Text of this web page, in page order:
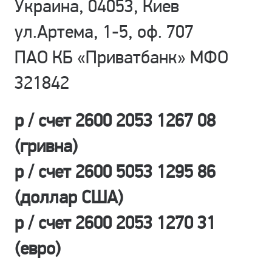
Украина, 04053, Киев
ул.Артема, 1-5, оф. 707
ПАО КБ «Приватбанк» МФО
321842
р / счет 2600 2053 1267 08
(гривна)
р / счет 2600 5053 1295 86
(доллар США)
р / счет 2600 2053 1270 31
(евро)